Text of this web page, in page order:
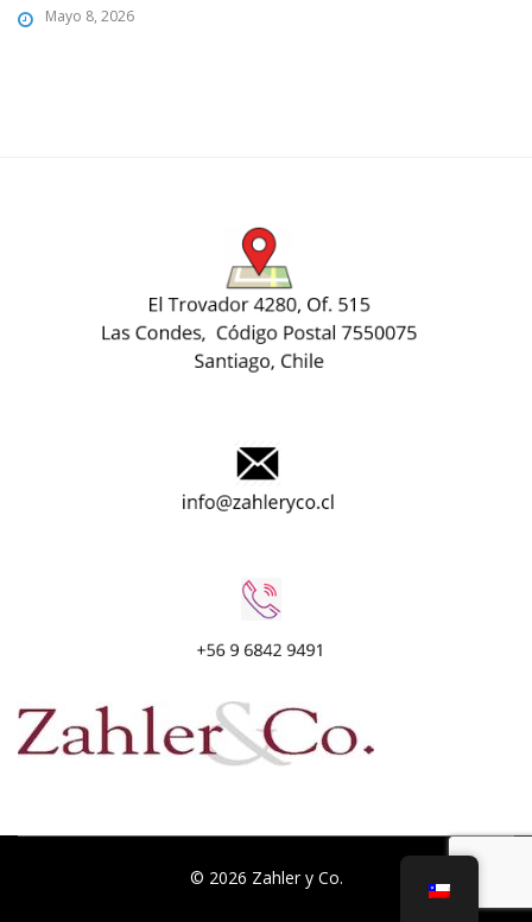
Mayo 8, 2026
© 2026 Zahler y Co.